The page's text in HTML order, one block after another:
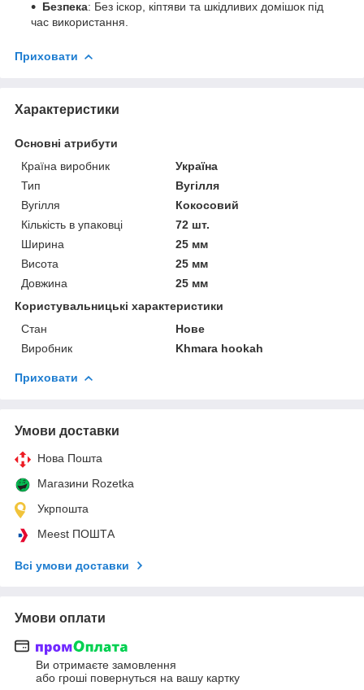
Безпека: Без іскор, кіптяви та шкідливих домішок під
час використання.
Приховати
Характеристики
Основні атрибути
Країна виробник
Україна
Тип
Вугілля
Вугілля
Кокосовий
Кількість в упаковці
72 шт.
Ширина
25 мм
Висота
25 мм
Довжина
25 мм
Користувальницькі характеристики
Стан
Нове
Виробник
Khmara hookah
Приховати
Умови доставки
Нова Пошта
Магазини Rozetka
Укрпошта
Meest ПОШТА
Всі умови доставки
Умови оплати
Ви отримаєте замовлення
або гроші повернуться на вашу картку